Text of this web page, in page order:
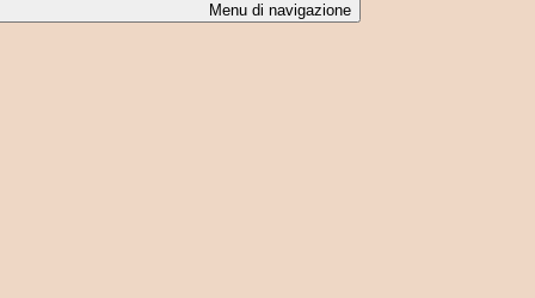
Menu di navigazione